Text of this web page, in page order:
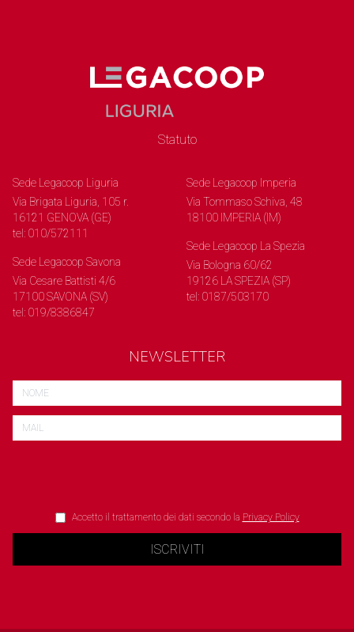
Statuto
Sede Legacoop Liguria
Via Brigata Liguria, 105 r.
16121 GENOVA (GE)
tel: 010/572111
Sede Legacoop Savona
Via Cesare Battisti 4/6
17100 SAVONA (SV)
tel: 019/8386847
Sede Legacoop Imperia
Via Tommaso Schiva, 48
18100 IMPERIA (IM)
Sede Legacoop La Spezia
Via Bologna 60/62
19126 LA SPEZIA (SP)
tel: 0187/503170
NEWSLETTER
Accetto il trattamento dei dati secondo la Privacy Policy
ISCRIVITI